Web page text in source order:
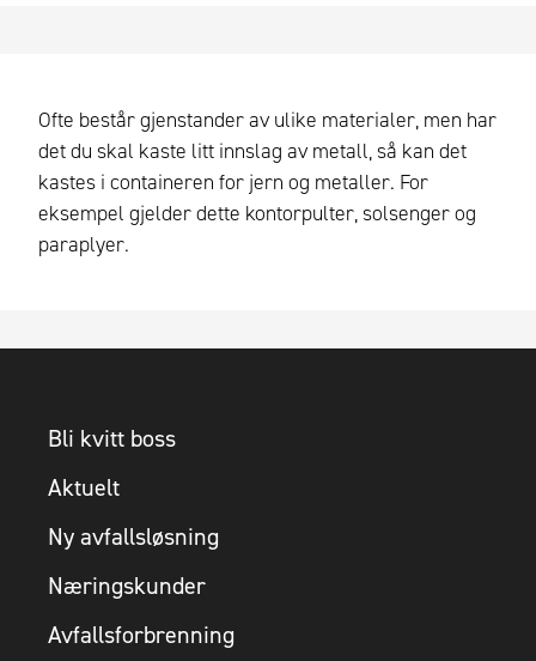
Ofte består gjenstander av ulike materialer, men har
det du skal kaste litt innslag av metall, så kan det
kastes i containeren for jern og metaller. For
eksempel gjelder dette kontorpulter, solsenger og
paraplyer.
Bli kvitt boss
Aktuelt
Ny avfallsløsning
Næringskunder
Avfallsforbrenning